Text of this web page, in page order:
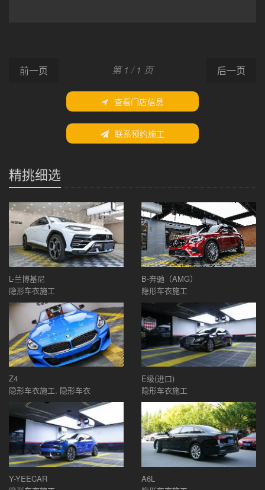
前一页 第 1 / 1 页 后一页
查看门店信息
联系预约施工
精挑细选
L-兰博基尼
隐形车衣施工
B-奔驰（AMG）
隐形车衣施工
Z4
隐形车衣施工, 隐形车衣
E级(进口)
隐形车衣施工
Y-YEECAR
A6L